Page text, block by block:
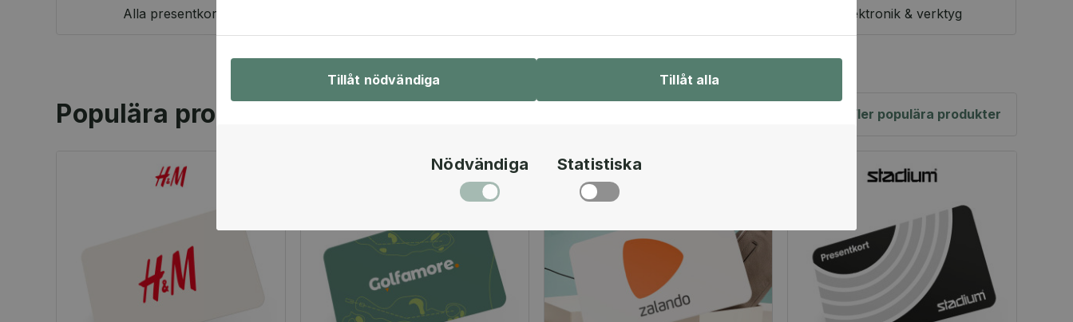
Tillåt nödvändiga Tillåt alla
Nödvändiga Statistiska
Alla presentkort Elektronik & verktyg
Populära produkter Fler populära produkter